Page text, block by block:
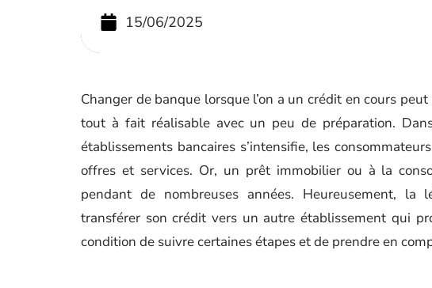
15/06/2025
Changer de banque lorsque l’on a un crédit en cours
tout à fait réalisable avec un peu de préparation.
établissements bancaires s’intensifie, les
offres et services. Or, un prêt immobilier ou à la
pendant de nombreuses années. Heureusement,
transférer son crédit vers un autre établissement qui
condition de suivre certaines étapes et de prendre en